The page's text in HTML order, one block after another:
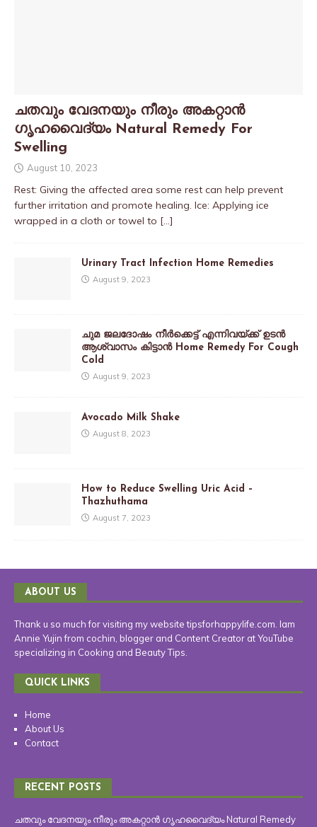
ചതവും വേദനയും നീരും അകറ്റാൻ
ഗൃഹവൈദ്യം Natural Remedy For
Swelling
August 10, 2023
Rest: Giving the affected area some rest can help prevent
further irritation and promote healing. Ice: Applying ice
wrapped in a cloth or towel to […]
Urinary Tract Infection Home Remedies
August 9, 2023
ചുമ ജലദോഷം നീർക്കെട്ട് എന്നിവയ്ക്ക് ഉടൻ
ആശ്വാസം കിട്ടാൻ Home Remedy For Cough
Cold
August 9, 2023
Avocado Milk Shake
August 8, 2023
How to Reduce Swelling Uric Acid –
Thazhuthama
August 7, 2023
ABOUT US
Thank u so much for visiting my website tipsforhappylife.com. Iam
Annie Yujin from cochin, blogger and Content Creator at YouTube
specializing in Cooking and Beauty Tips.
QUICK LINKS
Home
About Us
Contact
RECENT POSTS
ചതവും വേദനയും നീരും അകറ്റാൻ ഗൃഹവൈദ്യം Natural Remedy